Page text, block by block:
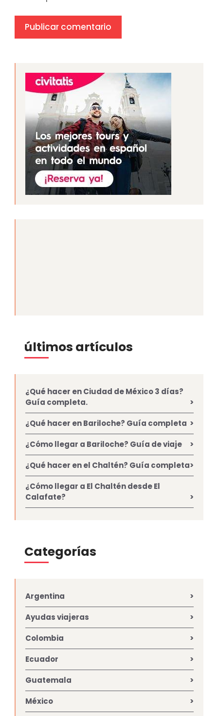
últimos artículos
¿Qué hacer en Ciudad de México 3 días?
Guía completa.
¿Qué hacer en Bariloche? Guía completa
¿Cómo llegar a Bariloche? Guía de viaje
¿Qué hacer en el Chaltén? Guía completa
¿Cómo llegar a El Chaltén desde El
Calafate?
Categorías
Argentina
Ayudas viajeras
Colombia
Ecuador
Guatemala
México